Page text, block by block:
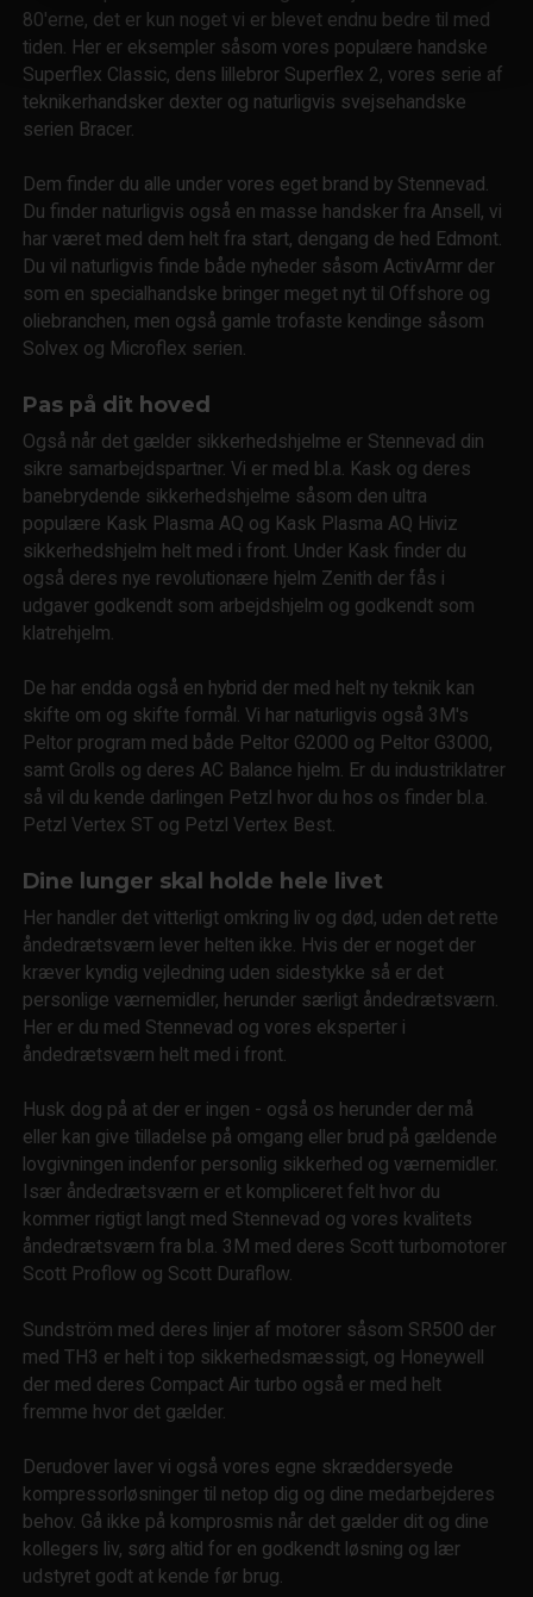
80'erne, det er kun noget vi er blevet endnu bedre til med
tiden. Her er eksempler såsom vores populære handske
Superflex Classic, dens lillebror Superflex 2, vores serie af
teknikerhandsker dexter og naturligvis svejsehandske
serien Bracer.
Dem finder du alle under vores eget brand by Stennevad.
Du finder naturligvis også en masse handsker fra Ansell, vi
har været med dem helt fra start, dengang de hed Edmont.
Du vil naturligvis finde både nyheder såsom ActivArmr der
som en specialhandske bringer meget nyt til Offshore og
oliebranchen, men også gamle trofaste kendinge såsom
Solvex og Microflex serien.
Pas på dit hoved
Også når det gælder sikkerhedshjelme er Stennevad din
sikre samarbejdspartner. Vi er med bl.a. Kask og deres
banebrydende sikkerhedshjelme såsom den ultra
populære Kask Plasma AQ og Kask Plasma AQ Hiviz
sikkerhedshjelm helt med i front. Under Kask finder du
også deres nye revolutionære hjelm Zenith der fås i
udgaver godkendt som arbejdshjelm og godkendt som
klatrehjelm.
De har endda også en hybrid der med helt ny teknik kan
skifte om og skifte formål. Vi har naturligvis også 3M's
Peltor program med både Peltor G2000 og Peltor G3000,
samt Grolls og deres AC Balance hjelm. Er du industriklatrer
så vil du kende darlingen Petzl hvor du hos os finder bl.a.
Petzl Vertex ST og Petzl Vertex Best.
Dine lunger skal holde hele livet
Her handler det vitterligt omkring liv og død, uden det rette
åndedrætsværn lever helten ikke. Hvis der er noget der
kræver kyndig vejledning uden sidestykke så er det
personlige værnemidler, herunder særligt åndedrætsværn.
Her er du med Stennevad og vores eksperter i
åndedrætsværn helt med i front.
Husk dog på at der er ingen - også os herunder der må
eller kan give tilladelse på omgang eller brud på gældende
lovgivningen indenfor personlig sikkerhed og værnemidler.
Især åndedrætsværn er et kompliceret felt hvor du
kommer rigtigt langt med Stennevad og vores kvalitets
åndedrætsværn fra bl.a. 3M med deres Scott turbomotorer
Scott Proflow og Scott Duraflow.
Sundström med deres linjer af motorer såsom SR500 der
med TH3 er helt i top sikkerhedsmæssigt, og Honeywell
der med deres Compact Air turbo også er med helt
fremme hvor det gælder.
Derudover laver vi også vores egne skræddersyede
kompressorløsninger til netop dig og dine medarbejderes
behov. Gå ikke på komprosmis når det gælder dit og dine
kollegers liv, sørg altid for en godkendt løsning og lær
udstyret godt at kende før brug.